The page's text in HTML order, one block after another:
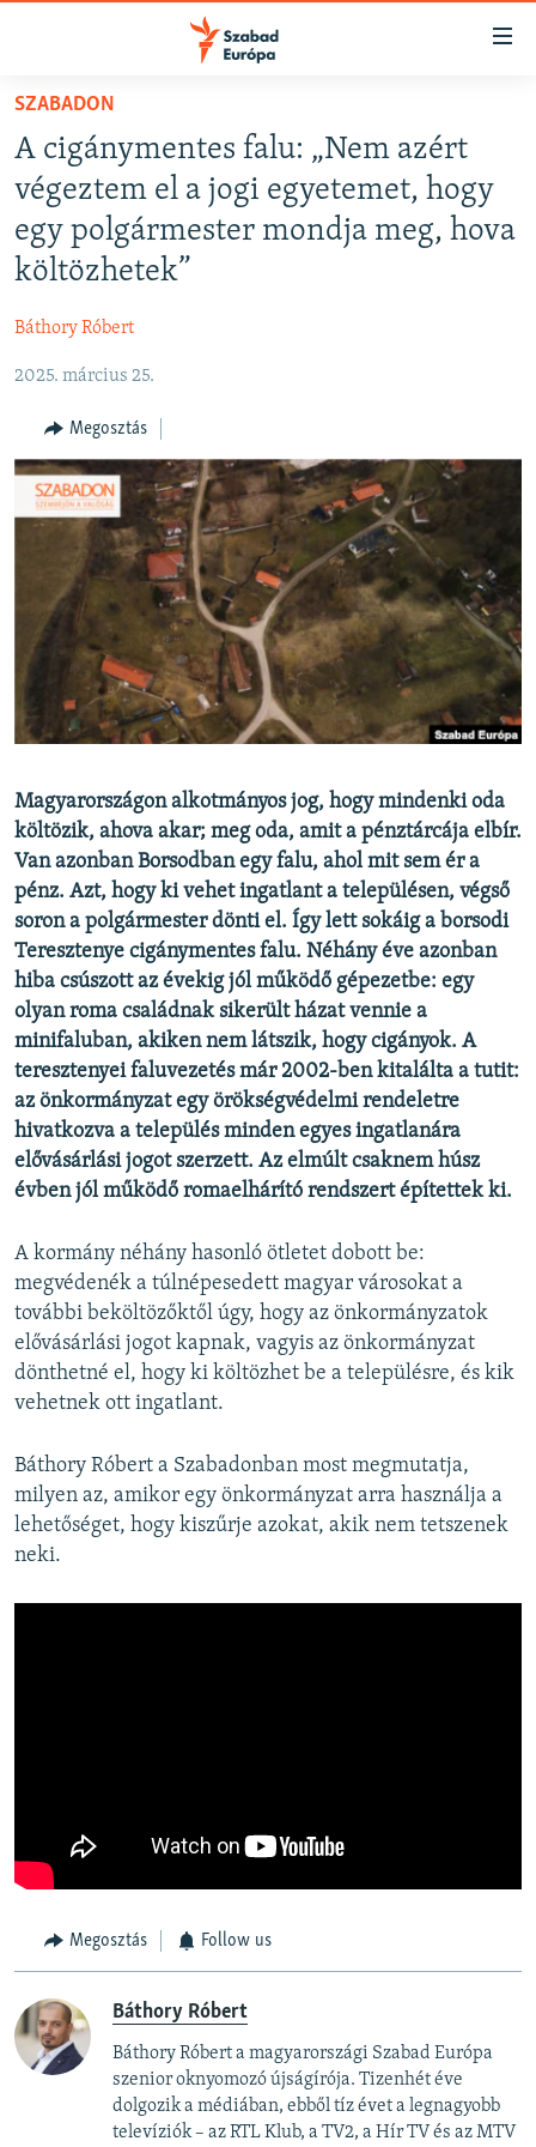
Akadálymentes
Ugrás
fő
oldalra
Ugrás
tartalomjegyzékre
keresésre
AKTUÁLIS
PODCASTOK
VIDEÓK
NER15
SZABADON
TÁRSADALOM
DEMOKRÁCIA
A PÉNZ NYOMÁBAN
EURÓPAI UNIÓ
VILÁG
KLÍMAVÁLTOZÁS
A MÚLT TANULSÁGAI
Valamennyi RFE/RL weboldal
SZABADON
A cigánymentes falu: „Nem azért
végeztem el a jogi egyetemet, hogy
egy polgármester mondja meg, hova
költözhetek”
Báthory Róbert
2025. március 25.
Megosztás
Magyarországon alkotmányos jog, hogy mindenki oda
költözik, ahova akar; meg oda, amit a pénztárcája elbír.
Van azonban Borsodban egy falu, ahol mit sem ér a
pénz. Azt, hogy ki vehet ingatlant a településen, végső
soron a polgármester dönti el. Így lett sokáig a borsodi
Teresztenye cigánymentes falu. Néhány éve azonban
hiba csúszott az évekig jól működő gépezetbe: egy
olyan roma családnak sikerült házat vennie a
minifaluban, akiken nem látszik, hogy cigányok. A
teresztenyei faluvezetés már 2002-ben kitalálta a tutit:
az önkormányzat egy örökségvédelmi rendeletre
hivatkozva a település minden egyes ingatlanára
elővásárlási jogot szerzett. Az elmúlt csaknem húsz
évben jól működő romaelhárító rendszert építettek ki.
A kormány néhány hasonló ötletet dobott be:
megvédenék a túlnépesedett magyar városokat a
további beköltözőktől úgy, hogy az önkormányzatok
elővásárlási jogot kapnak, vagyis az önkormányzat
dönthetné el, hogy ki költözhet be a településre, és kik
vehetnek ott ingatlant.
Báthory Róbert a Szabadonban most megmutatja,
milyen az, amikor egy önkormányzat arra használja a
lehetőséget, hogy kiszűrje azokat, akik nem tetszenek
neki.
Megosztás Follow us
Báthory Róbert
Báthory Róbert a magyarországi Szabad Európa
szenior oknyomozó újságírója. Tizenhét éve
dolgozik a médiában, ebből tíz évet a legnagyobb
televíziók – az RTL Klub, a TV2, a Hír TV és az MTV
FELIRATKOZÁS